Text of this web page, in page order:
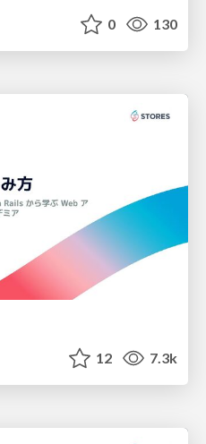
0 130
12 7.3k